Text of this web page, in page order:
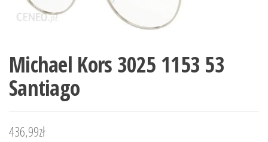
Michael Kors 3025 1153 53
Santiago
436,99zł